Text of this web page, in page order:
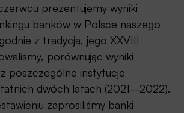
prezentujemy wyniki
banków w Polsce naszego
z tradycją, jego XXVIII
porównując wyniki
poszczególne instytucje
dwóch latach (2021–2022).
zaprosiliśmy banki